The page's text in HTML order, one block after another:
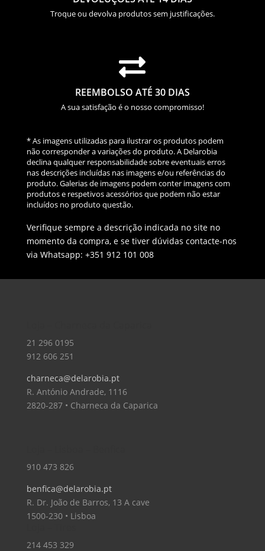
Troque ou devolva produtos sem justificações.

REEMBOLSO ATÉ 30 DIAS
A sua satisfação é o nosso compromisso!
* As imagens utilizadas para ilustrar os produtos podem
não corresponder a variações do produto. A Delarobia
declina qualquer responsabilidade sobre eventuais erros
nas descrições incluídas nas imagens e/ou referências do
produto. Galerias de imagens podem conter imagens com
produtos e respetivos acessórios que podem não estar
incluídos no produto questão.
Verifique sempre a descrição indicada no site no
momento da compra, e se tiver dúvidas contacte-nos
via Whatsapp: +351 912 101 008
21 296 0195
912 606 251
charneca@delarobia.pt
R. António Andrade, 1116
2820-287 • Charneca da Caparica
910 473 826
benfica@delarobia.pt
R. Dr. João de Barros, 13 A cave
1500-230 • Lisboa
214 453 329